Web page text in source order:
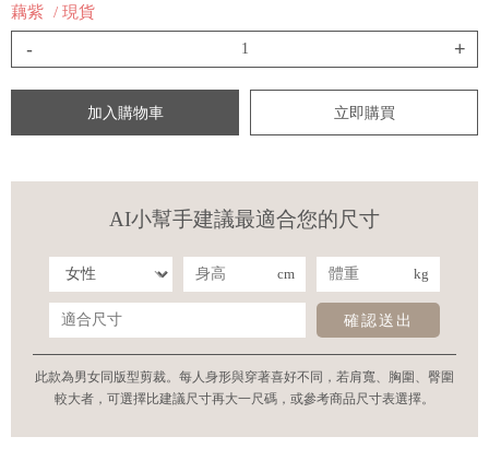
藕紫 / 現貨
- +
加入購物車 立即購買
AI小幫手建議最適合您的尺寸
cm kg
確認送出
此款為男女同版型剪裁。每人身形與穿著喜好不同，若肩寬、胸圍、臀圍
較大者，可選擇比建議尺寸再大一尺碼，或參考商品尺寸表選擇。